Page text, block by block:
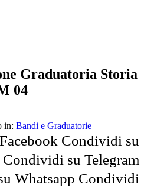
Graduatoria Storia
04
in: Bandi e Graduatorie
Condividi su
Condividi su Telegram
Whatsapp Condividi